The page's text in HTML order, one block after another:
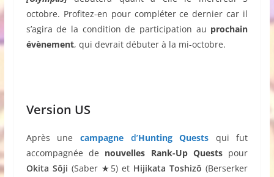
octobre. Profitez-en pour compléter ce dernier car il
s’agira de la condition de participation au prochain
évènement, qui devrait débuter à la mi-octobre.
Version US
Après une campagne d’Hunting Quests qui fut
accompagnée de nouvelles Rank-Up Questspour
Okita Sōji (Saber ★5) et Hijikata Toshizō (Berserker